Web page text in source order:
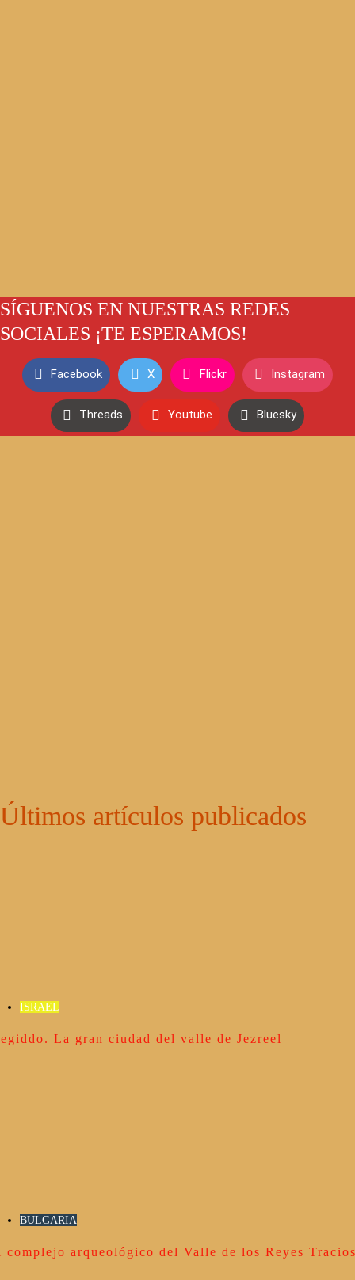
SÍGUENOS EN NUESTRAS REDES
SOCIALES ¡TE ESPERAMOS!
Facebook X Flickr Instagram
Threads Youtube Bluesky
Últimos artículos publicados
ISRAEL
La gran ciudad del valle de Jezreel
BULGARIA
complejo arqueológico del Valle de los Reyes